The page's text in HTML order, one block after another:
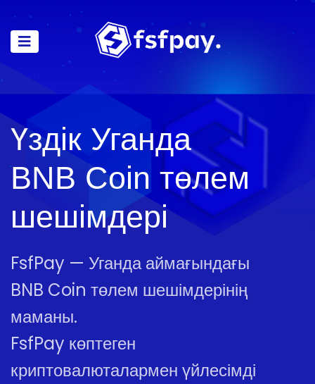
Үздік Уганда
BNB Coin төлем
шешімдері
FsfPay — Уганда аймағындағы
BNB Coin төлем шешімдерінің
маманы.
FsfPay көптеген
криптовалюталармен үйлесімді